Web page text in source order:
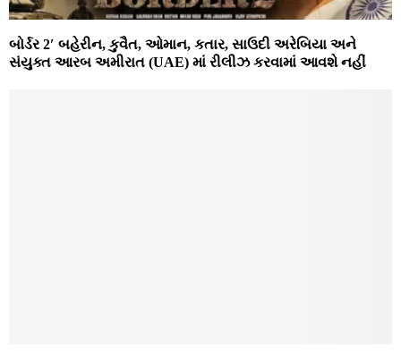
બોર્ડર 2′ બહેરીન, કુવૈત, ઓમાન, કતાર, સાઉદી અરેબિયા અને
સંયુક્ત આરબ અમીરાત (UAE) માં રીલીઝ કરવામાં આવશે નહીં